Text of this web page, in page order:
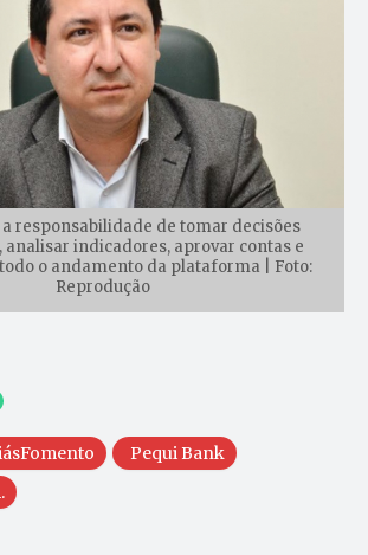
responsabilidade de tomar decisões
analisar indicadores, aprovar contas e
o andamento da plataforma | Foto:
Reprodução
Pequi Bank